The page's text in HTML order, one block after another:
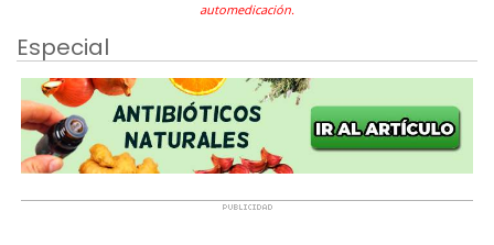
automedicación.
Especial